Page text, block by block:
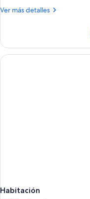
Ver más detalles
Más
Habitación